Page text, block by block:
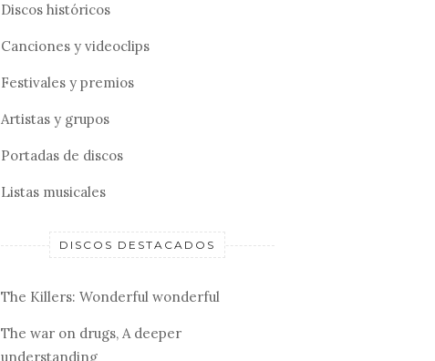
Discos históricos
Canciones y videoclips
Festivales y premios
Artistas y grupos
Portadas de discos
Listas musicales
DISCOS DESTACADOS
The Killers: Wonderful wonderful
The war on drugs, A deeper
understanding